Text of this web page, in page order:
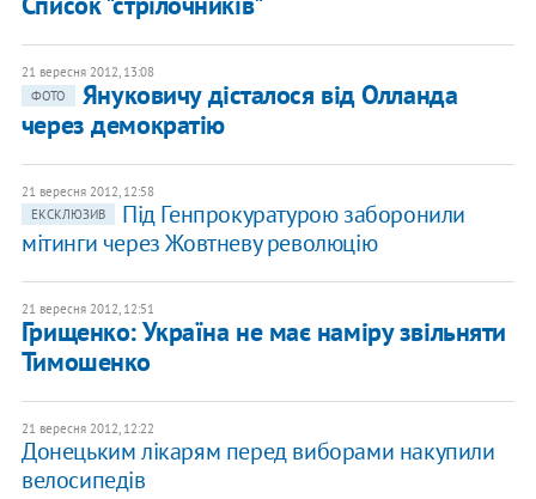
21 вересня 2012, 13:08
ФОТО
Януковичу дісталося від Олланда
через демократію
21 вересня 2012, 12:58
ЕКСКЛЮЗИВ
Під Генпрокуратурою заборонили
мітинги через Жовтневу революцію
21 вересня 2012, 12:51
Грищенко: Україна не має наміру звільняти
Тимошенко
21 вересня 2012, 12:22
Донецьким лікарям перед виборами накупили
велосипедів